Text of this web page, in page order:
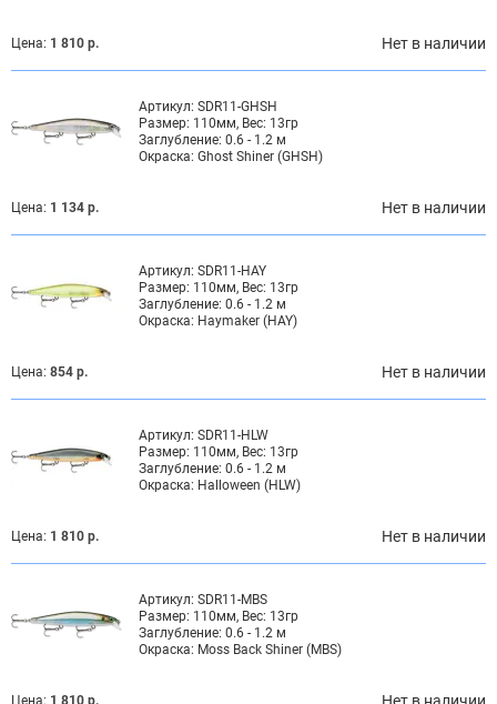
Цена: 1 810 р. Нет в наличии
Артикул: SDR11-GHSH
Размер: 110мм, Вес: 13гр
Заглубление: 0.6 - 1.2 м
Окраска: Ghost Shiner (GHSH)
Цена: 1 134 р. Нет в наличии
Артикул: SDR11-HAY
Размер: 110мм, Вес: 13гр
Заглубление: 0.6 - 1.2 м
Окраска: Haymaker (HAY)
Цена: 854 р. Нет в наличии
Артикул: SDR11-HLW
Размер: 110мм, Вес: 13гр
Заглубление: 0.6 - 1.2 м
Окраска: Halloween (HLW)
Цена: 1 810 р. Нет в наличии
Артикул: SDR11-MBS
Размер: 110мм, Вес: 13гр
Заглубление: 0.6 - 1.2 м
Окраска: Moss Back Shiner (MBS)
Цена: 1 810 р. Нет в наличии